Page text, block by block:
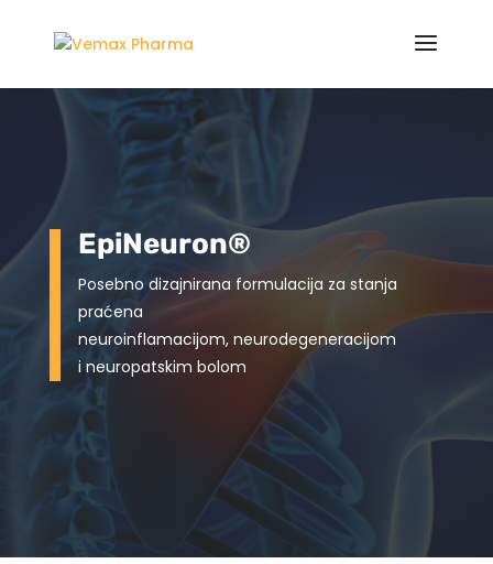
EpiNeuron®
Posebno dizajnirana formulacija za stanja
praćena
neuroinflamacijom, neurodegeneracijom
i neuropatskim bolom